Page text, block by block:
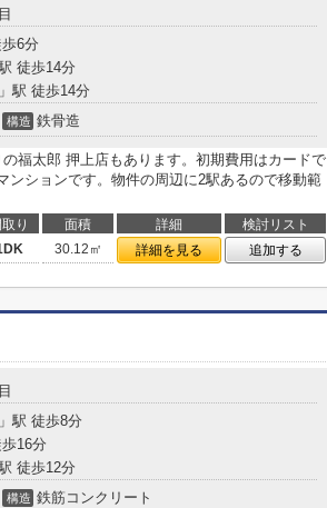
歩6分
徒歩14分
」駅 徒歩14分
構造 鉄骨造
福太郎 押上店もあります。初期費用はカードで
ンションです。物件の周辺に2駅あるので移動範
り 面積 詳細
検討リスト
30.12㎡ 詳細を見る 追加する
」駅 徒歩8分
歩16分
徒歩12分
構造 鉄筋コンクリート